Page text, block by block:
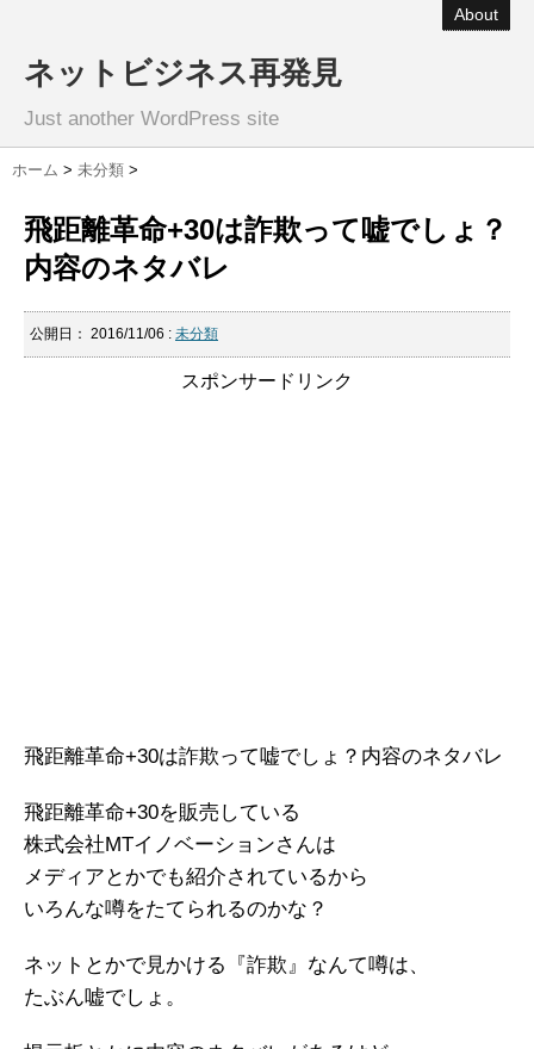
About
ネットビジネス再発見
Just another WordPress site
ホーム > 未分類 >
飛距離革命+30は詐欺って嘘でしょ？
内容のネタバレ
公開日： 2016/11/06 : 未分類
スポンサードリンク
飛距離革命+30は詐欺って嘘でしょ？内容のネタバレ
飛距離革命+30を販売している
株式会社MTイノベーションさんは
メディアとかでも紹介されているから
いろんな噂をたてられるのかな？
ネットとかで見かける『詐欺』なんて噂は、
たぶん嘘でしょ。